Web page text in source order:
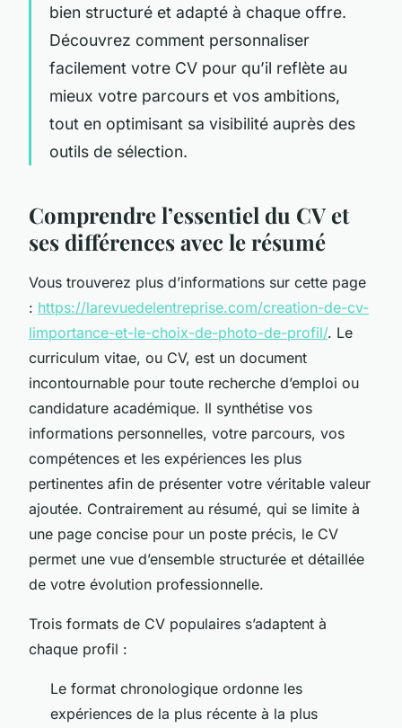
bien structuré et adapté à chaque offre.
Découvrez comment personnaliser
facilement votre CV pour qu’il reflète au
mieux votre parcours et vos ambitions,
tout en optimisant sa visibilité auprès des
outils de sélection.
Comprendre l’essentiel du CV et
ses différences avec le résumé
Vous trouverez plus d’informations sur cette page
: https://larevuedelentreprise.com/creation-de-cv-
limportance-et-le-choix-de-photo-de-profil/. Le
curriculum vitae, ou CV, est un document
incontournable pour toute recherche d’emploi ou
candidature académique. Il synthétise vos
informations personnelles, votre parcours, vos
compétences et les expériences les plus
pertinentes afin de présenter votre véritable valeur
ajoutée. Contrairement au résumé, qui se limite à
une page concise pour un poste précis, le CV
permet une vue d’ensemble structurée et détaillée
de votre évolution professionnelle.
Trois formats de CV populaires s’adaptent à
chaque profil :
Le format chronologique ordonne les
expériences de la plus récente à la plus